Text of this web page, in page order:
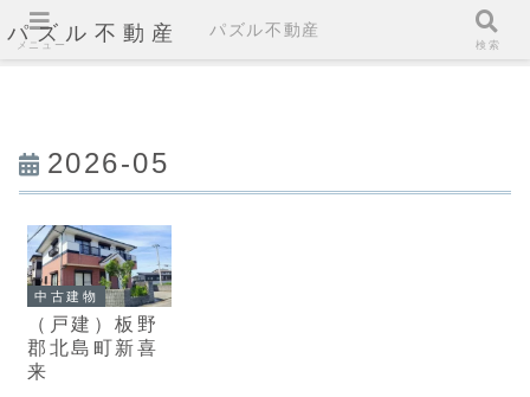
パズル不動産
2026-05
中古建物
（戸建）板野
郡北島町新喜
来
メニュー
パズル不動産
検索